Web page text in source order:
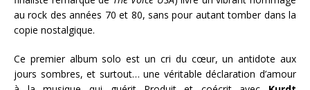
au rock des années 70 et 80, sans pour autant tomber dans la
copie nostalgique.
Ce premier album solo est un cri du cœur, un antidote aux
jours sombres, et surtout… une véritable déclaration d’amour